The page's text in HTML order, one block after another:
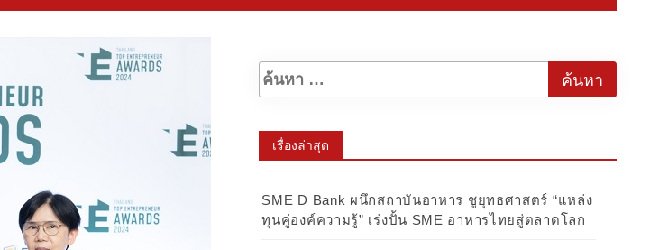
เรื่องล่าสุด
SME D Bank ผนึกสถาบันอาหาร ชูยุทธศาสตร์ “แหล่ง
ทุนคู่องค์ความรู้” เร่งปั้น SME อาหารไทยสู่ตลาดโลก